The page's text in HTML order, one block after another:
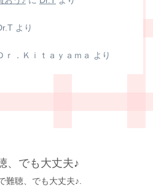
より
ｒ．Ｋｉｔａｙａｍａ より
、でも大丈夫♪
難聴、でも大丈夫♪.